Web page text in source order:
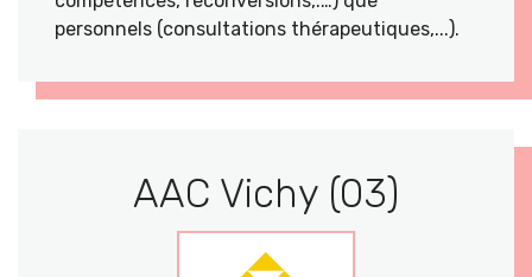
personnels (consultations thérapeutiques,...).
AAC Vichy (03)